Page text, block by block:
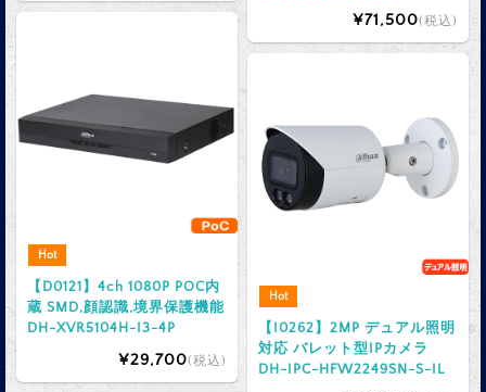
¥71,500(税込)
Hot
【D0121】4ch 1080P POC内
蔵 SMD,顔認識,境界保護機能
DH-XVR5104H-I3-4P
¥29,700(税込)
Hot
【I0262】2MP デュアル照明
対応 バレット型IPカメラ
DH-IPC-HFW2249SN-S-IL